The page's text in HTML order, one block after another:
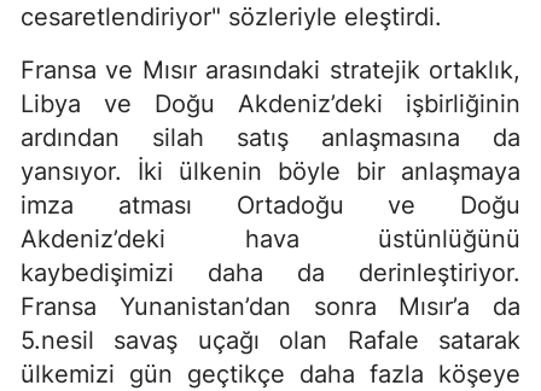
cesaretlendiriyor" sözleriyle eleştirdi.
Fransa ve Mısır arasındaki stratejik ortaklık,
Libya ve Doğu Akdeniz’deki işbirliğinin
ardından silah satış anlaşmasına da
yansıyor. İki ülkenin böyle bir anlaşmaya
imza atması Ortadoğu ve Doğu
Akdeniz’deki hava üstünlüğünü
kaybedişimizi daha da derinleştiriyor.
Fransa Yunanistan’dan sonra Mısır’a da
5.nesil savaş uçağı olan Rafale satarak
ülkemizi gün geçtikçe daha fazla köşeye